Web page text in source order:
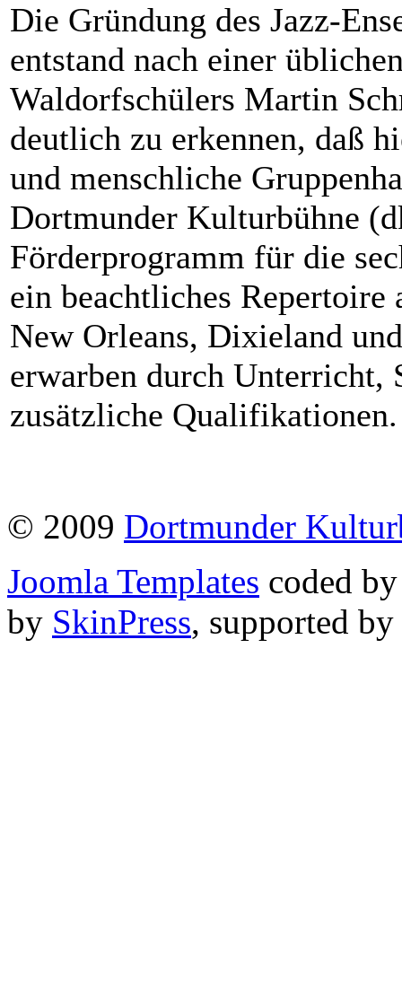
Die Gründung des Jazz-
entstand nach einer
Waldorfschülers Martin
deutlich zu erkennen, daß
und menschliche
Dortmunder Kulturbühne
Förderprogramm für die
ein beachtliches Repertoire
New Orleans, Dixieland
erwarben durch Unterricht,
zusätzliche Qualifikationen.
© 2009 Dortmunder
Joomla Templates coded
by SkinPress, supported by